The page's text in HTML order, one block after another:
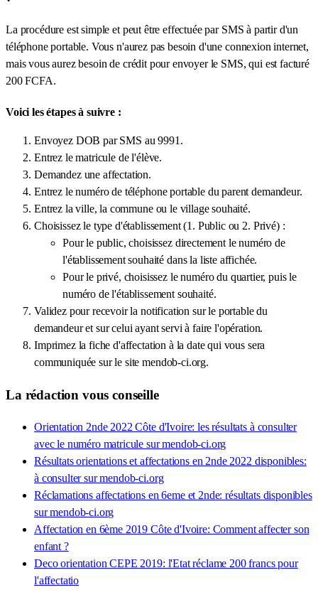
La procédure est simple et peut être effectuée par SMS à partir d'un
téléphone portable. Vous n'aurez pas besoin d'une connexion internet,
mais vous aurez besoin de crédit pour envoyer le SMS, qui est facturé
200 FCFA.
Voici les étapes à suivre :
Envoyez DOB par SMS au 9991.
Entrez le matricule de l'élève.
Demandez une affectation.
Entrez le numéro de téléphone portable du parent demandeur.
Entrez la ville, la commune ou le village souhaité.
Choisissez le type d'établissement (1. Public ou 2. Privé) :
Pour le public, choisissez directement le numéro de
l'établissement souhaité dans la liste affichée.
Pour le privé, choisissez le numéro du quartier, puis le
numéro de l'établissement souhaité.
Validez pour recevoir la notification sur le portable du
demandeur et sur celui ayant servi à faire l'opération.
Imprimez la fiche d'affectation à la date qui vous sera
communiquée sur le site mendob-ci.org.
La rédaction vous conseille
Orientation 2nde 2022 Côte d'Ivoire: les résultats à consulter
avec le numéro matricule sur mendob-ci.org
Résultats orientations et affectations en 2nde 2022 disponibles:
à consulter sur mendob-ci.org
Réclamations affectations en 6eme et 2nde: résultats disponibles
sur mendob-ci.org
Affectation en 6ème 2019 Côte d'Ivoire: Comment affecter son
enfant ?
Deco orientation CEPE 2019: l'Etat réclame 200 francs pour
l'affectatio